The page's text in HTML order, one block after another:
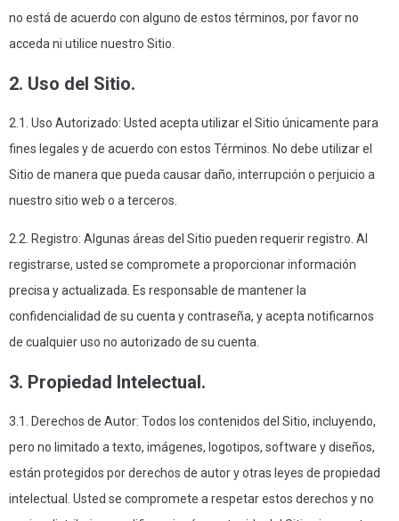
no está de acuerdo con alguno de estos términos, por favor no
acceda ni utilice nuestro Sitio.
2. Uso del Sitio.
2.1. Uso Autorizado: Usted acepta utilizar el Sitio únicamente para
fines legales y de acuerdo con estos Términos. No debe utilizar el
Sitio de manera que pueda causar daño, interrupción o perjuicio a
nuestro sitio web o a terceros.
2.2. Registro: Algunas áreas del Sitio pueden requerir registro. Al
registrarse, usted se compromete a proporcionar información
precisa y actualizada. Es responsable de mantener la
confidencialidad de su cuenta y contraseña, y acepta notificarnos
de cualquier uso no autorizado de su cuenta.
3. Propiedad Intelectual.
3.1. Derechos de Autor: Todos los contenidos del Sitio, incluyendo,
pero no limitado a texto, imágenes, logotipos, software y diseños,
están protegidos por derechos de autor y otras leyes de propiedad
intelectual. Usted se compromete a respetar estos derechos y no